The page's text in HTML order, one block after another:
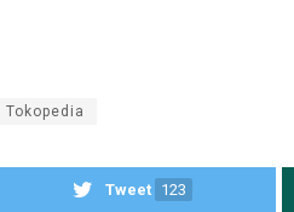
Tokopedia
Tweet 123